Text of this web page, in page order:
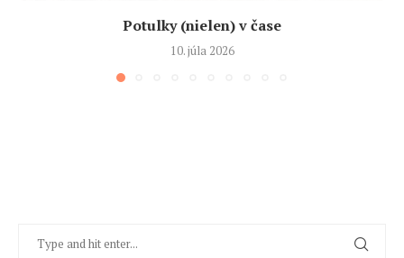
Potulky (nielen) v čase
10. júla 2026